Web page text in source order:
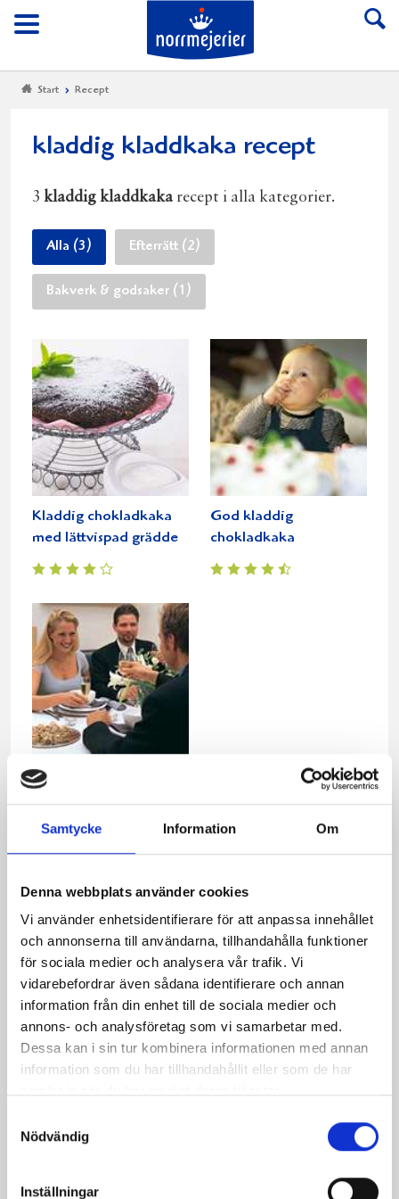
Samtycke Information Om
Denna webbplats använder cookies
Vi använder enhetsidentifierare för att anpassa innehållet
och annonserna till användarna, tillhandahålla funktioner
för sociala medier och analysera vår trafik. Vi
vidarebefordrar även sådana identifierare och annan
information från din enhet till de sociala medier och
annons- och analysföretag som vi samarbetar med.
Dessa kan i sin tur kombinera informationen med annan
information som du har tillhandahållit eller som de har
Nödvändig
Inställningar
Meny
Till Norrmejerier
Start Recept
kladdig kladdkaka recept
3 kladdig kladdkaka recept i alla kategorier.
Alla (3) Efterrätt (2)
Bakverk & godsaker (1)
Kladdig chokladkaka
med lättvispad grädde
God kladdig
chokladkaka
God kladdig
chokladkaka med
nougattäcke
Relaterade recept:
kladdkaka kaka kak
Dela
på
Facebook
Dela
på
Twitter
Dela
på
Pinterest
Dela
via
e-
post
Skriv
ut